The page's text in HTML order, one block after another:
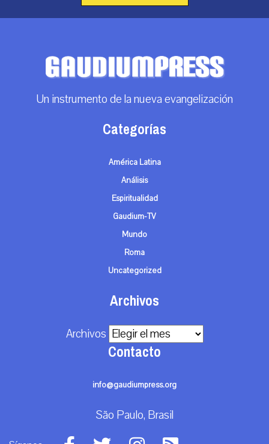
Un instrumento de la nueva evangelización
Categorías
América Latina
Análisis
Espiritualidad
Gaudium-TV
Mundo
Roma
Uncategorized
Archivos
Archivos
Contacto
info@gaudiumpress.org
São Paulo, Brasil